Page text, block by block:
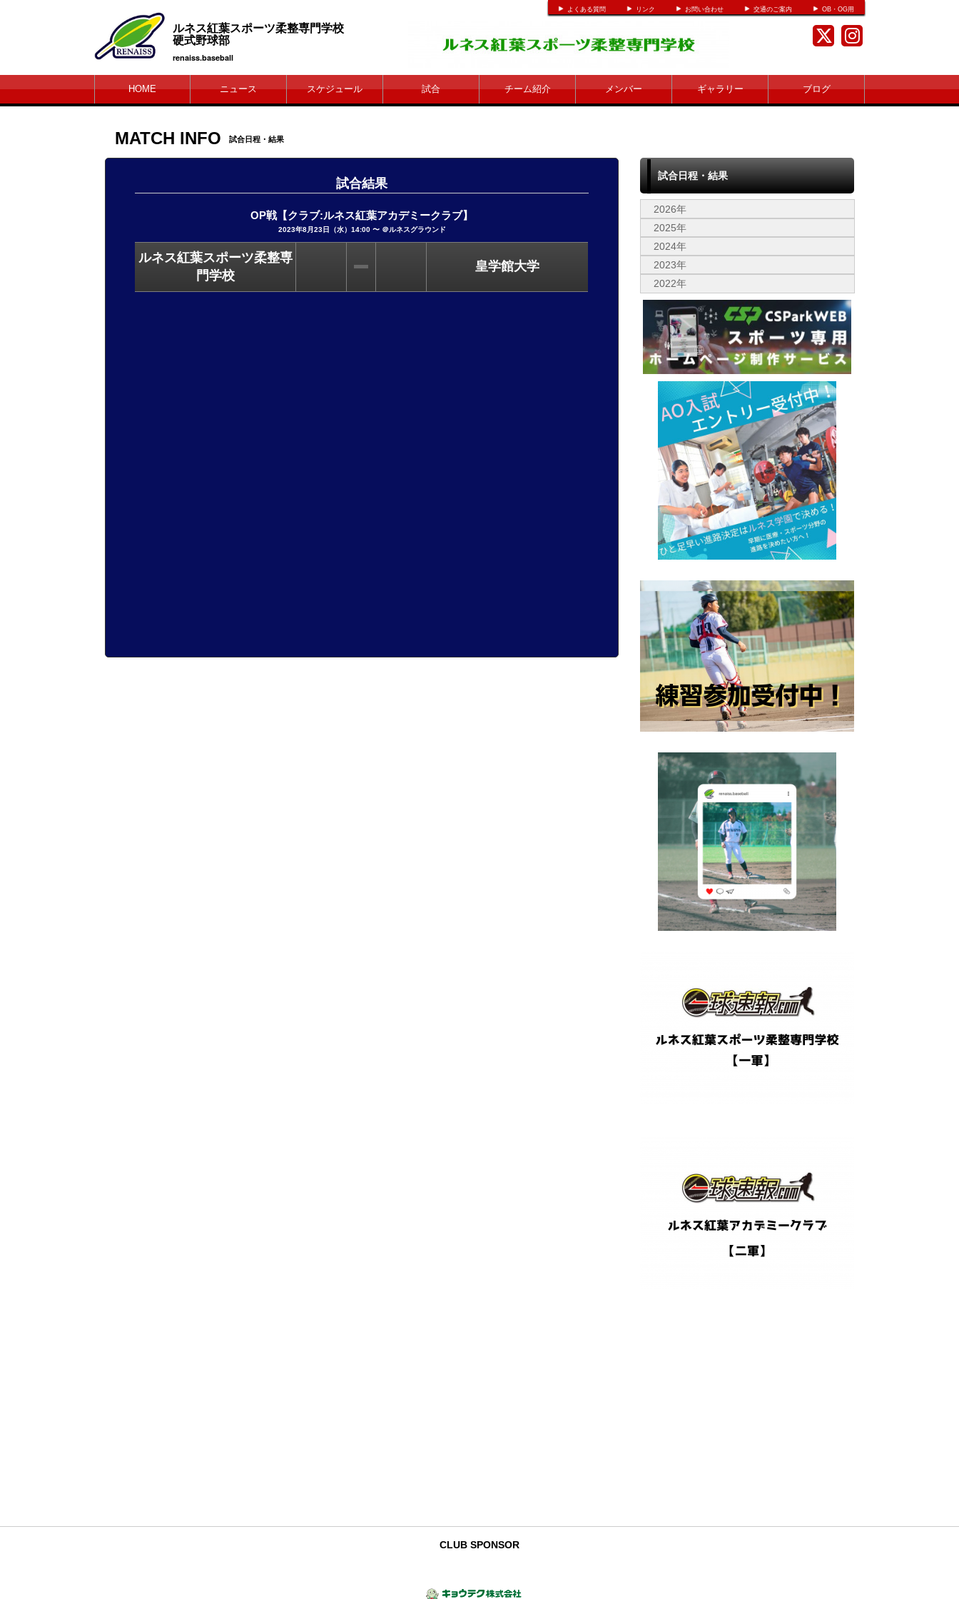
よくある質問 リンク お問い合わせ 交通のご案内 OB・OG用
ルネス紅葉スポーツ柔整専門学校
硬式野球部
renaiss.baseball
HOME ニュース スケジュール 試合 チーム紹介 メンバー ギャラリー ブログ
MATCH INFO 試合日程・結果
試合結果
OP戦【クラブ:ルネス紅葉アカデミークラブ】
2023年8月23日（水）14:00 〜 ＠ルネスグラウンド
ルネス紅葉スポーツ柔整専
門学校
皇学館大学
試合日程・結果
2026年
2025年
2024年
2023年
2022年
CLUB SPONSOR